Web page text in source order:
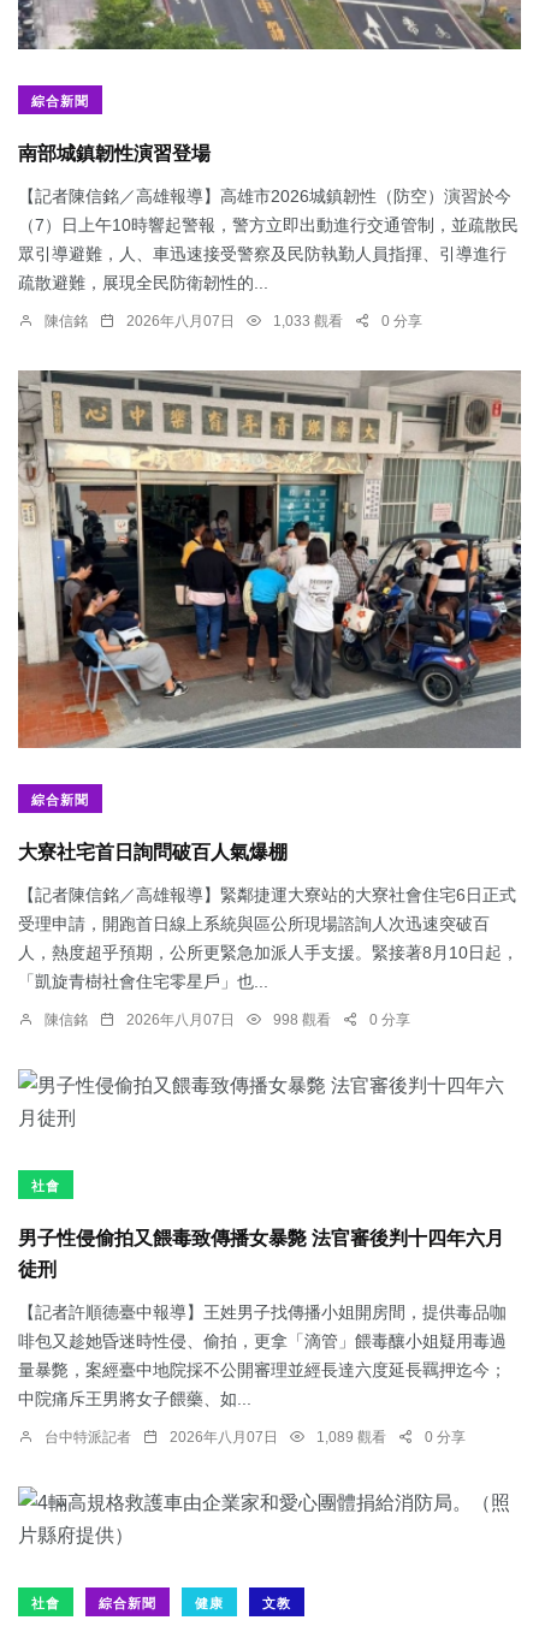
綜合新聞
南部城鎮韌性演習登場
【記者陳信銘／高雄報導】高雄市2026城鎮韌性（防空）演習於今
（7）日上午10時響起警報，警方立即出動進行交通管制，並疏散民
眾引導避難，人、車迅速接受警察及民防執勤人員指揮、引導進行
疏散避難，展現全民防衛韌性的...
陳信銘 2026年八月07日 1,033 觀看 0 分享
綜合新聞
大寮社宅首日詢問破百人氣爆棚
【記者陳信銘／高雄報導】緊鄰捷運大寮站的大寮社會住宅6日正式
受理申請，開跑首日線上系統與區公所現場諮詢人次迅速突破百
人，熱度超乎預期，公所更緊急加派人手支援。緊接著8月10日起，
「凱旋青樹社會住宅零星戶」也...
陳信銘 2026年八月07日 998 觀看 0 分享
社會
男子性侵偷拍又餵毒致傳播女暴斃 法官審後判十四年六月
徒刑
【記者許順德臺中報導】王姓男子找傳播小姐開房間，提供毒品咖
啡包又趁她昏迷時性侵、偷拍，更拿「滴管」餵毒釀小姐疑用毒過
量暴斃，案經臺中地院採不公開審理並經長達六度延長羈押迄今；
中院痛斥王男將女子餵藥、如...
台中特派記者 2026年八月07日 1,089 觀看 0 分享
社會 綜合新聞 健康 文教